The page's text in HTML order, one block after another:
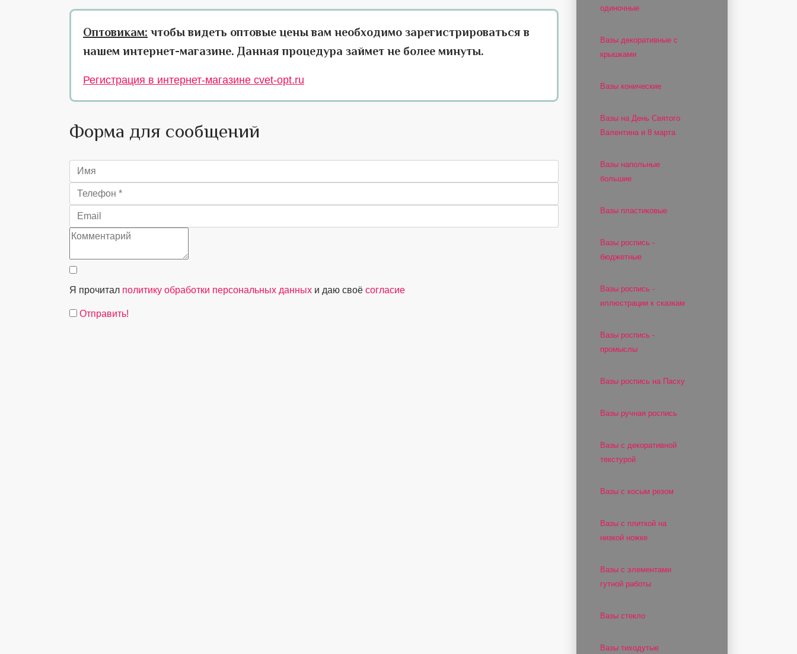
Оптовикам: чтобы видеть оптовые цены вам необходимо зарегистрироваться в
нашем интернет-магазине. Данная процедура займет не более минуты.
Регистрация в интернет-магазине cvet-opt.ru
Форма для сообщений
Я прочитал политику обработки персональных данных и даю своё согласие
Отправить!
одиночные
Вазы декоративные с
крышками
Вазы конические
Вазы на День Святого
Валентина и 8 марта
Вазы напольные
большие
Вазы пластиковые
Вазы роспись -
бюджетные
Вазы роспись -
иллюстрации к сказкам
Вазы роспись -
промыслы
Вазы роспись на Пасху
Вазы ручная роспись
Вазы с декоративной
текстурой
Вазы с косым резом
Вазы с плиткой на
низкой ножке
Вазы с элементами
гутной работы
Вазы стекло
Вазы тиходутые